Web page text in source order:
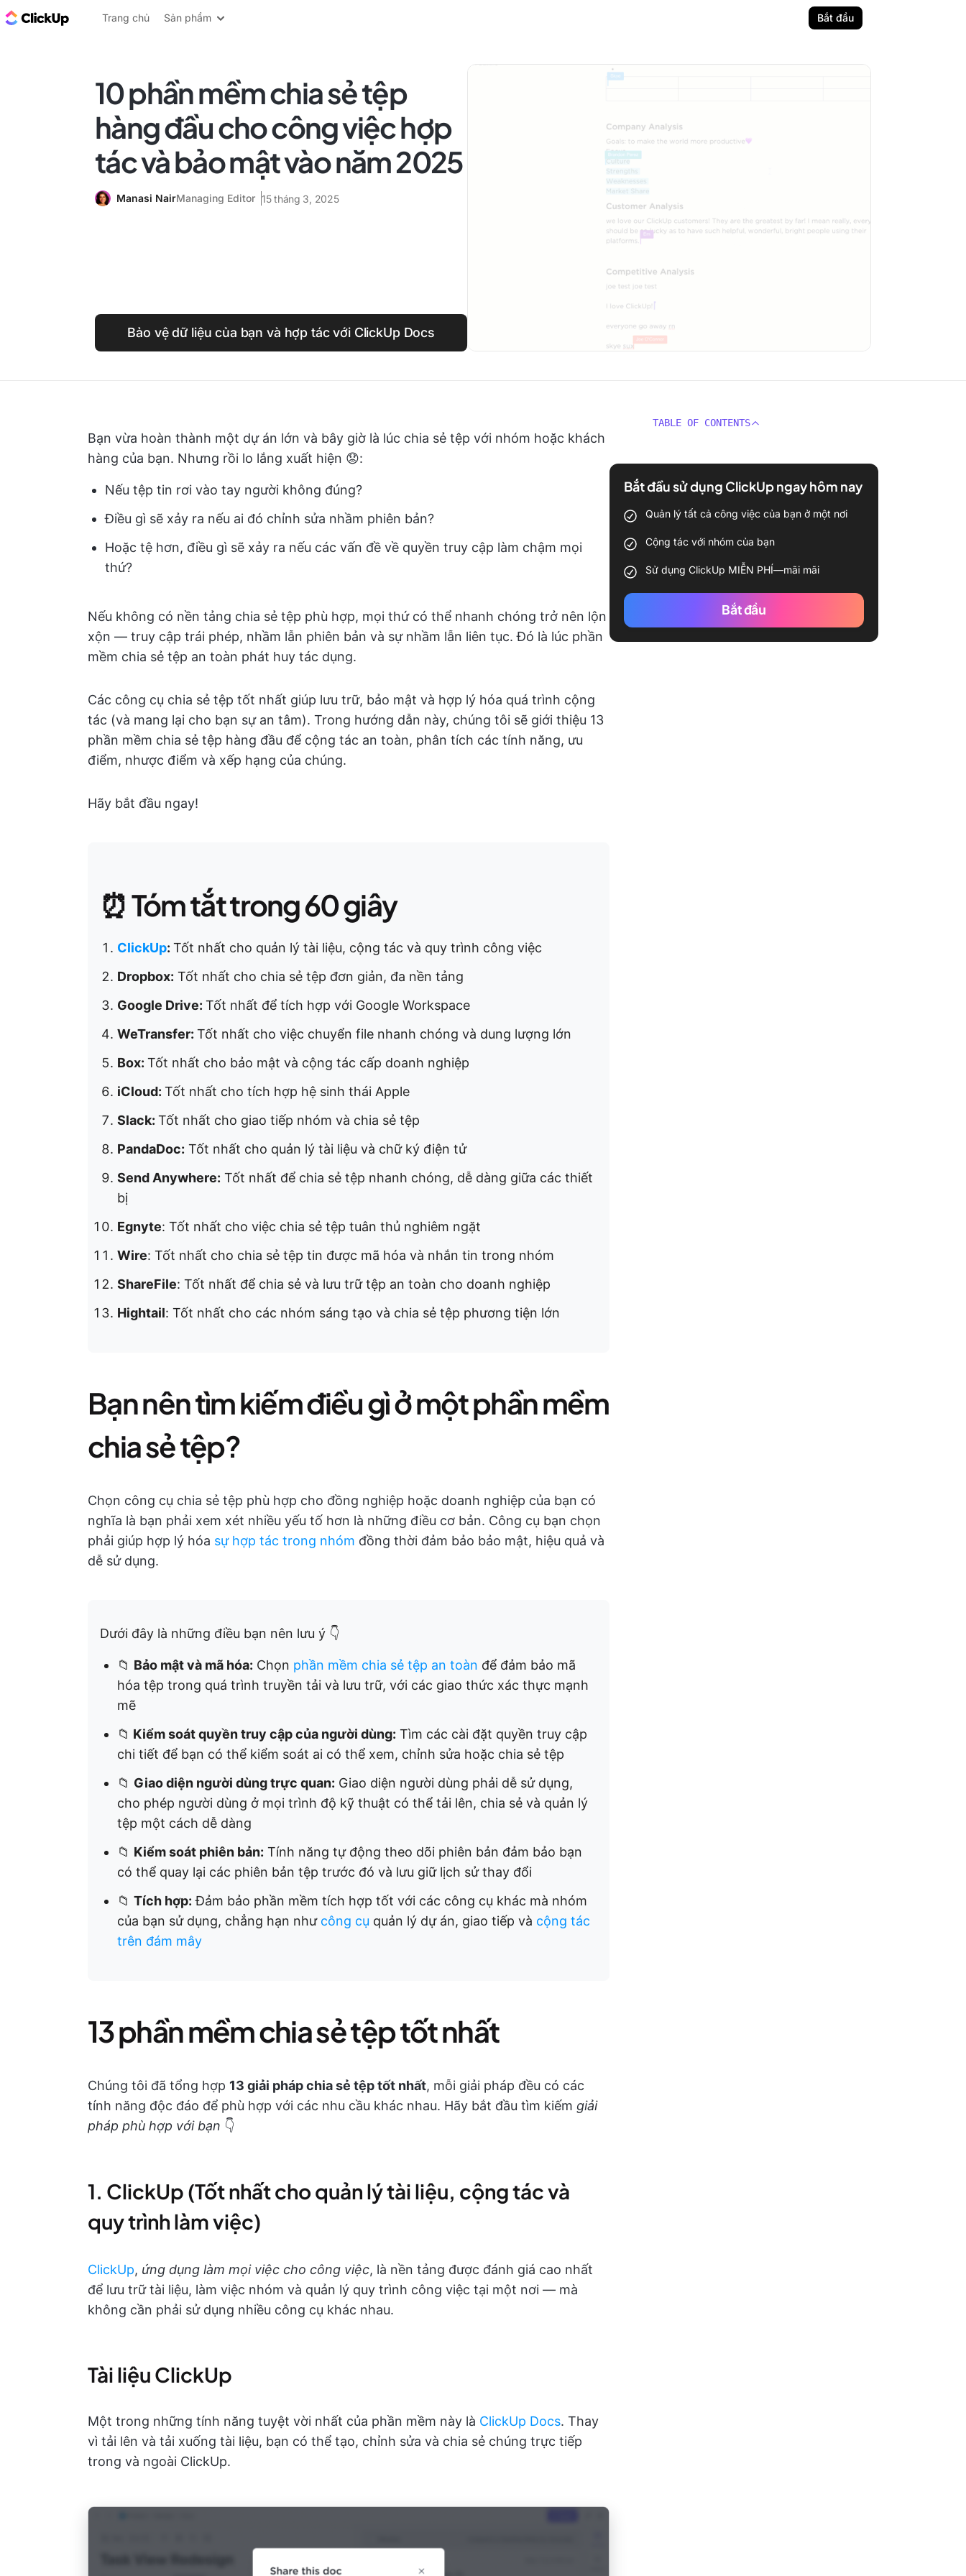
ClickUp Blog
Trang chủ Sản phẩm Bắt đầu
10 phần mềm chia sẻ tệp
hàng đầu cho công việc hợp
tác và bảo mật vào năm 2025
Manasi NairManaging Editor 15 tháng 3, 2025
Bảo vệ dữ liệu của bạn và hợp tác với ClickUp Docs
Bạn vừa hoàn thành một dự án lớn và bây giờ là lúc chia sẻ tệp với nhóm hoặc khách
hàng của bạn. Nhưng rồi lo lắng xuất hiện 😟:
Nếu tệp tin rơi vào tay người không đúng?
Điều gì sẽ xảy ra nếu ai đó chỉnh sửa nhầm phiên bản?
Hoặc tệ hơn, điều gì sẽ xảy ra nếu các vấn đề về quyền truy cập làm chậm mọi
thứ?
Nếu không có nền tảng chia sẻ tệp phù hợp, mọi thứ có thể nhanh chóng trở nên lộn
xộn — truy cập trái phép, nhầm lẫn phiên bản và sự nhầm lẫn liên tục. Đó là lúc phần
mềm chia sẻ tệp an toàn phát huy tác dụng.
Các công cụ chia sẻ tệp tốt nhất giúp lưu trữ, bảo mật và hợp lý hóa quá trình cộng
tác (và mang lại cho bạn sự an tâm). Trong hướng dẫn này, chúng tôi sẽ giới thiệu 13
phần mềm chia sẻ tệp hàng đầu để cộng tác an toàn, phân tích các tính năng, ưu
điểm, nhược điểm và xếp hạng của chúng.
Hãy bắt đầu ngay!
⏰ Tóm tắt trong 60 giây
ClickUp: Tốt nhất cho quản lý tài liệu, cộng tác và quy trình công việc
Dropbox: Tốt nhất cho chia sẻ tệp đơn giản, đa nền tảng
Google Drive: Tốt nhất để tích hợp với Google Workspace
WeTransfer: Tốt nhất cho việc chuyển file nhanh chóng và dung lượng lớn
Box: Tốt nhất cho bảo mật và cộng tác cấp doanh nghiệp
iCloud: Tốt nhất cho tích hợp hệ sinh thái Apple
Slack: Tốt nhất cho giao tiếp nhóm và chia sẻ tệp
PandaDoc: Tốt nhất cho quản lý tài liệu và chữ ký điện tử
Send Anywhere: Tốt nhất để chia sẻ tệp nhanh chóng, dễ dàng giữa các thiết
bị
Egnyte: Tốt nhất cho việc chia sẻ tệp tuân thủ nghiêm ngặt
Wire: Tốt nhất cho chia sẻ tệp tin được mã hóa và nhắn tin trong nhóm
ShareFile: Tốt nhất để chia sẻ và lưu trữ tệp an toàn cho doanh nghiệp
Hightail: Tốt nhất cho các nhóm sáng tạo và chia sẻ tệp phương tiện lớn
Bạn nên tìm kiếm điều gì ở một phần mềm
chia sẻ tệp?
Chọn công cụ chia sẻ tệp phù hợp cho đồng nghiệp hoặc doanh nghiệp của bạn có
nghĩa là bạn phải xem xét nhiều yếu tố hơn là những điều cơ bản. Công cụ bạn chọn
phải giúp hợp lý hóa sự hợp tác trong nhóm đồng thời đảm bảo bảo mật, hiệu quả và
dễ sử dụng.
Dưới đây là những điều bạn nên lưu ý 👇
📁 Bảo mật và mã hóa: Chọn phần mềm chia sẻ tệp an toàn để đảm bảo mã
hóa tệp trong quá trình truyền tải và lưu trữ, với các giao thức xác thực mạnh
mẽ
📁 Kiểm soát quyền truy cập của người dùng: Tìm các cài đặt quyền truy cập
chi tiết để bạn có thể kiểm soát ai có thể xem, chỉnh sửa hoặc chia sẻ tệp
📁 Giao diện người dùng trực quan: Giao diện người dùng phải dễ sử dụng,
cho phép người dùng ở mọi trình độ kỹ thuật có thể tải lên, chia sẻ và quản lý
tệp một cách dễ dàng
📁 Kiểm soát phiên bản: Tính năng tự động theo dõi phiên bản đảm bảo bạn
có thể quay lại các phiên bản tệp trước đó và lưu giữ lịch sử thay đổi
📁 Tích hợp: Đảm bảo phần mềm tích hợp tốt với các công cụ khác mà nhóm
của bạn sử dụng, chẳng hạn như công cụ quản lý dự án, giao tiếp và cộng tác
trên đám mây
13 phần mềm chia sẻ tệp tốt nhất
Chúng tôi đã tổng hợp 13 giải pháp chia sẻ tệp tốt nhất, mỗi giải pháp đều có các
tính năng độc đáo để phù hợp với các nhu cầu khác nhau. Hãy bắt đầu tìm kiếm giải
pháp phù hợp với bạn 👇
1. ClickUp (Tốt nhất cho quản lý tài liệu, cộng tác và
quy trình làm việc)
ClickUp, ứng dụng làm mọi việc cho công việc, là nền tảng được đánh giá cao nhất
để lưu trữ tài liệu, làm việc nhóm và quản lý quy trình công việc tại một nơi — mà
không cần phải sử dụng nhiều công cụ khác nhau.
Tài liệu ClickUp
Một trong những tính năng tuyệt vời nhất của phần mềm này là ClickUp Docs. Thay
vì tải lên và tải xuống tài liệu, bạn có thể tạo, chỉnh sửa và chia sẻ chúng trực tiếp
trong và ngoài ClickUp.
TABLE OF CONTENTS
Bắt đầu sử dụng ClickUp ngay hôm nay
Quản lý tất cả công việc của bạn ở một nơi
Cộng tác với nhóm của bạn
Sử dụng ClickUp MIỄN PHÍ—mãi mãi
Bắt đầu